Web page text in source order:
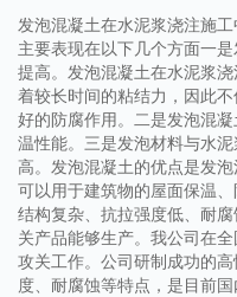
发泡混凝土在水泥浆浇注施
主要表现在以下几个方面一
提高。发泡混凝土在水泥浆
着较长时间的粘结力，因此
好的防腐作用。二是发泡混
温性能。三是发泡材料与水
高。发泡混凝土的优点是发
可以用于建筑物的屋面保温
结构复杂、抗拉强度低、耐
关产品能够生产。我公司在
攻关工作。公司研制成功的
度、耐腐蚀等特点，是目前国